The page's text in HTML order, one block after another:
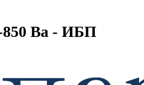
Ва - ИБП